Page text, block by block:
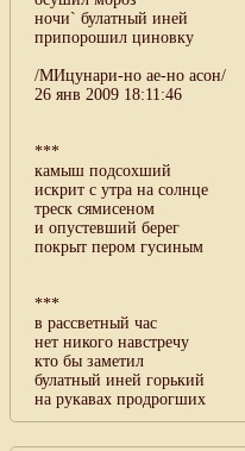
ночи` булатный иней
припорошил циновку
/МИцунари-но ае-но асон/
26 янв 2009 18:11:46
***
камыш подсохший
искрит с утра на солнце
треск сямисеном
и опустевший берег
покрыт пером гусиным
***
в рассветный час
нет никого навстречу
кто бы заметил
булатный иней горький
на рукавах продрогших